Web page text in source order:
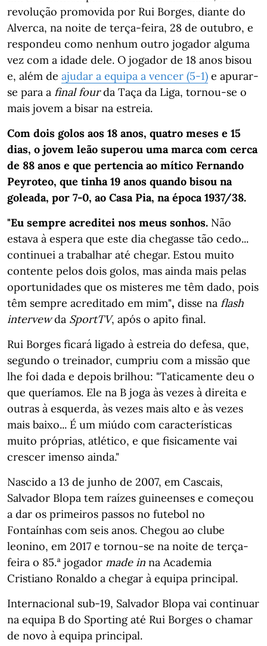
revolução promovida por Rui Borges, diante do
Alverca, na noite de terça-feira, 28 de outubro, e
respondeu como nenhum outro jogador alguma
vez com a idade dele. O jogador de 18 anos bisou
e, além de ajudar a equipa a vencer (5-1) e apurar-
se para a final fourda Taça da Liga, tornou-se o
mais jovem a bisar na estreia.
Com dois golos aos 18 anos, quatro meses e 15
dias, o jovem leão superou uma marca com cerca
de 88 anos e que pertencia ao mítico Fernando
Peyroteo, que tinha 19 anos quando bisou na
goleada, por 7-0, ao Casa Pia, na época 1937/38.
"Eu sempre acreditei nos meus sonhos. Não
estava à espera que este dia chegasse tão cedo...
continuei a trabalhar até chegar. Estou muito
contente pelos dois golos, mas ainda mais pelas
oportunidades que os misteres me têm dado, pois
têm sempre acreditado em mim", disse na flash
intervewda SportTV, após o apito final.
Rui Borges ficará ligado à estreia do defesa, que,
segundo o treinador, cumpriu com a missão que
lhe foi dada e depois brilhou: "Taticamente deu o
que queríamos. Ele na B joga às vezes à direita e
outras à esquerda, às vezes mais alto e às vezes
mais baixo... É um miúdo com características
muito próprias, atlético, e que fisicamente vai
crescer imenso ainda."
Nascido a 13 de junho de 2007, em Cascais,
Salvador Blopa tem raízes guineenses e começou
a dar os primeiros passos no futebol no
Fontaínhas com seis anos. Chegou ao clube
leonino, em 2017 e tornou-se na noite de terça-
feira o 85.ª jogador made in na Academia
Cristiano Ronaldo a chegar à equipa principal.
Internacional sub-19, Salvador Blopa vai continuar
na equipa B do Sporting até Rui Borges o chamar
de novo à equipa principal.